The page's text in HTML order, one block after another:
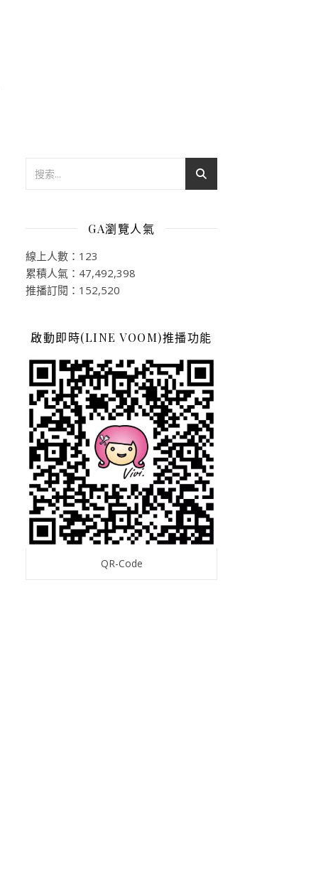
GA瀏覽人氣
線上人數：123
累積人氣：47,492,398
推播訂閱：152,520
啟動即時(LINE VOOM)推播功能
QR-Code